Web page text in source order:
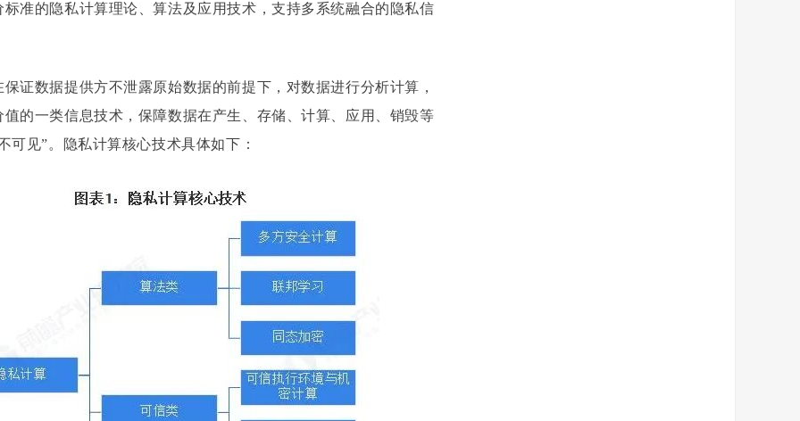
准的隐私计算理论、算法及应用技术，支持多系统融合的隐私信
证数据提供方不泄露原始数据的前提下，对数据进行分析计算，
的一类信息技术，保障数据在产生、存储、计算、应用、销毁等
可见”。隐私计算核心技术具体如下：